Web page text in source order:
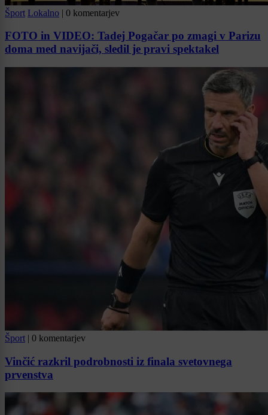
Šport Lokalno | 0 komentarjev
FOTO in VIDEO: Tadej Pogačar po zmagi v Parizu
doma med navijači, sledil je pravi spektakel
Šport | 0 komentarjev
Vinčić razkril podrobnosti iz finala svetovnega
prvenstva